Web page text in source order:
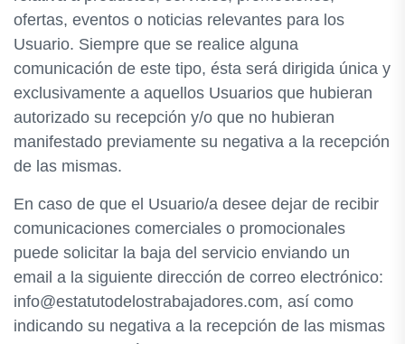
ofertas, eventos o noticias relevantes para los
Usuario. Siempre que se realice alguna
comunicación de este tipo, ésta será dirigida única y
exclusivamente a aquellos Usuarios que hubieran
autorizado su recepción y/o que no hubieran
manifestado previamente su negativa a la recepción
de las mismas.
En caso de que el Usuario/a desee dejar de recibir
comunicaciones comerciales o promocionales
puede solicitar la baja del servicio enviando un
email a la siguiente dirección de correo electrónico:
info@estatutodelostrabajadores.com, así como
indicando su negativa a la recepción de las mismas